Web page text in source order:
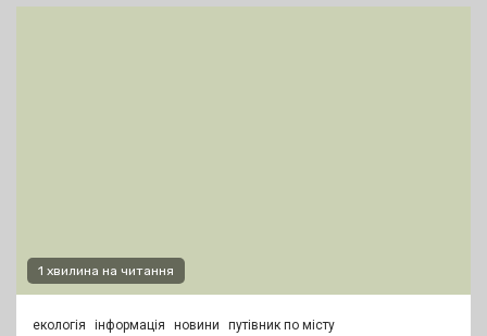
1 хвилина на читання
екологія інформація новини путівник по місту